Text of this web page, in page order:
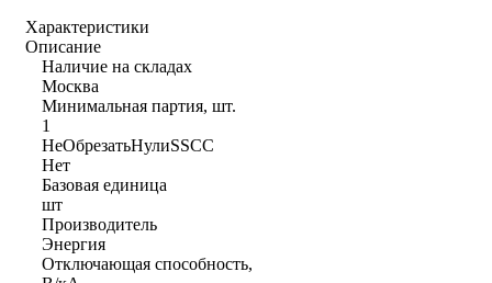
Характеристики
Описание
Наличие на складах
Москва
Минимальная партия, шт.
1
НеОбрезатьНулиSSCC
Нет
Базовая единица
шт
Производитель
Энергия
Отключающая способность,